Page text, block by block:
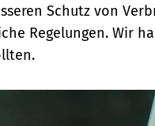
Schutz von
Regelungen. Wir